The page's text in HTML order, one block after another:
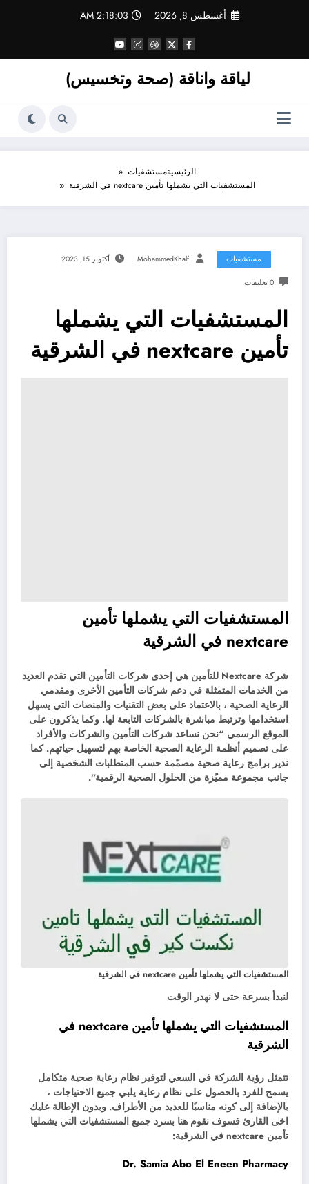
أغسطس 8, 2026 2:18:04 AM
لياقة واناقة (صحة وتخسيس)
الرئيسيةمستشفيات
المستشفيات التي يشملها تأمين nextcare في الشرقية
مستشفيات MohammedKhalf أكتوبر 15, 2023
0 تعليقات
المستشفيات التي يشملها
تأمين nextcare في الشرقية
المستشفيات التي يشملها تأمين
nextcare في الشرقية
شركة Nextcare للتأمين هي إحدى شركات التأمين التي تقدم العديد
من الخدمات المتمثلة في دعم شركات التأمين الأخرى ومقدمي
الرعاية الصحية ، بالاعتماد على بعض التقنيات والمنصات التي يسهل
استخدامها وترتبط مباشرة بالشركات التابعة لها. وكما يذكرون على
الموقع الرسمي “نحن نساعد شركات التأمين والشركات والأفراد
على تصميم أنظمة الرعاية الصحية الخاصة بهم لتسهيل حياتهم. كما
ندير برامج رعاية صحية مصمّمة حسب المتطلبات الشخصية إلى
جانب مجموعة مميّزة من الحلول الصحية الرقمية”.
المستشفيات التي يشملها تأمين nextcare في الشرقية
لنبدأ بسرعة حتى لا نهدر الوقت
المستشفيات التي يشملها تأمين nextcare في
الشرقية
تتمثل رؤية الشركة في السعي لتوفير نظام رعاية صحية متكامل
يسمح للفرد بالحصول على نظام رعاية يلبي جميع الاحتياجات ،
بالإضافة إلى كونه مناسبًا للعديد من الأطراف. وبدون الإطالة عليك
اخى القارئ فسوف نقوم هنا بسرد جميع المستشفيات التي يشملها
تأمين nextcare في الشرقية:
Dr. Samia Abo El Eneen Pharmacy